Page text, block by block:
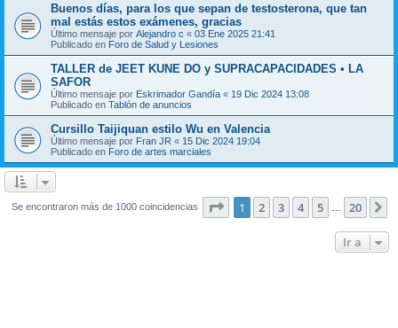
Buenos días, para los que sepan de testosterona, que tan
mal estás estos exámenes, gracias
Último mensaje por Alejandro c « 03 Ene 2025 21:41
Publicado en Foro de Salud y Lesiones
TALLER de JEET KUNE DO y SUPRACAPACIDADES • LA
SAFOR
Último mensaje por Eskrimador Gandía « 19 Dic 2024 13:08
Publicado en Tablón de anuncios
Cursillo Taijiquan estilo Wu en Valencia
Último mensaje por Fran JR « 15 Dic 2024 19:04
Publicado en Foro de artes marciales
Se encontraron más de 1000 coincidencias Página de 20
1 2 3 4 5 20
Ir a